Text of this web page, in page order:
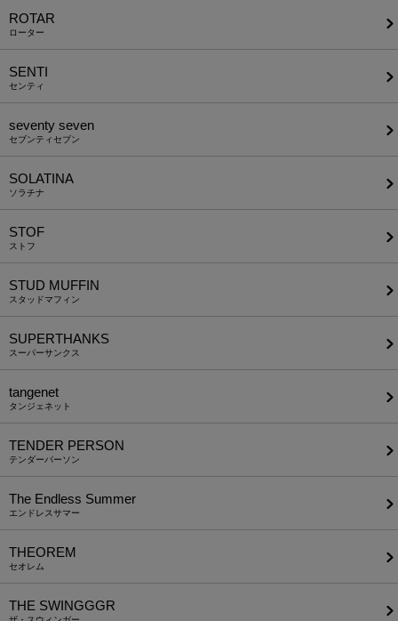
ROTAR
ローター
SENTI
センティ
seventy seven
セブンティセブン
SOLATINA
ソラチナ
STOF
ストフ
STUD MUFFIN
スタッドマフィン
SUPERTHANKS
スーパーサンクス
tangenet
タンジェネット
TENDER PERSON
テンダーパーソン
The Endless Summer
エンドレスサマー
THEOREM
セオレム
THE SWINGGGR